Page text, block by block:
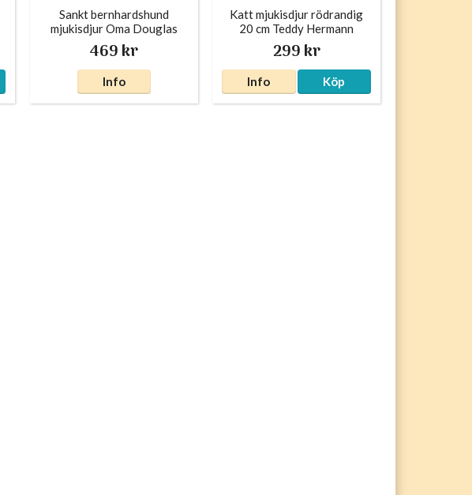
Sankt bernhardshund
mjukisdjur Oma Douglas
469 kr
Info
Katt mjukisdjur rödrandig
20 cm Teddy Hermann
299 kr
Info Köp